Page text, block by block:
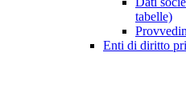
tabelle)
Enti di diritto